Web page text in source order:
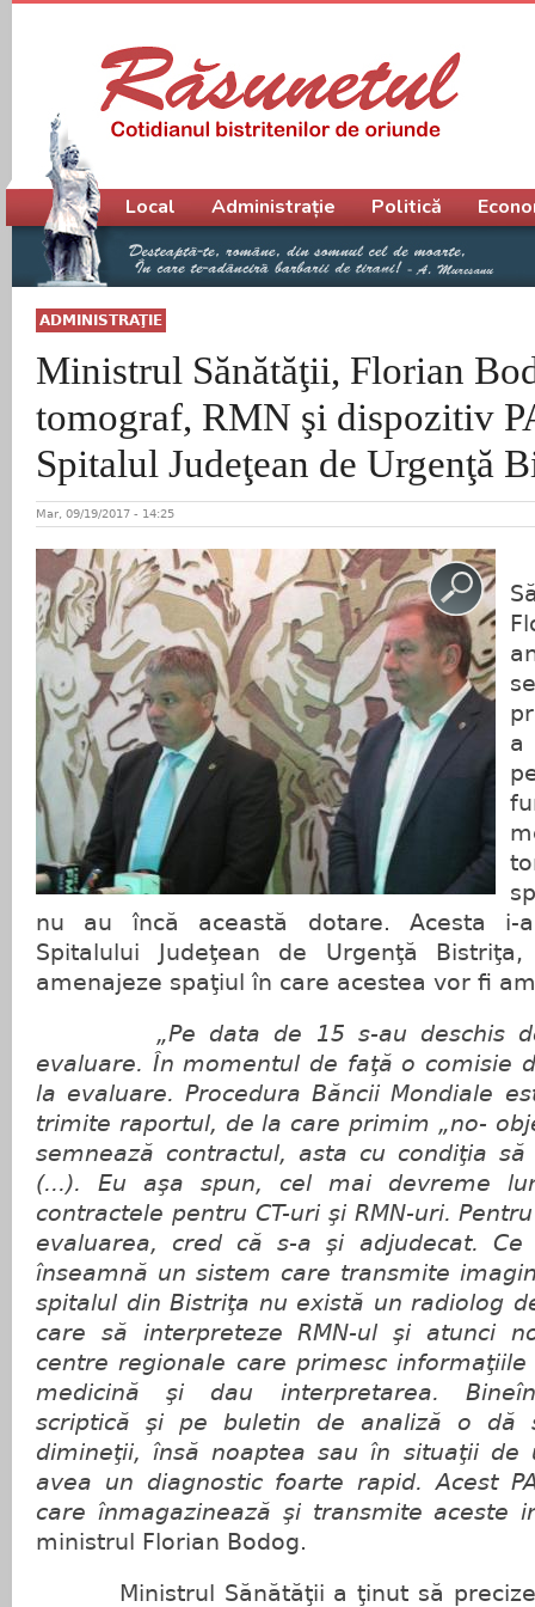
ADMINISTRAŢIE
Ministrul Sănătăţii, Florian
tomograf, RMN şi dispozitiv
Spitalul Judeţean de Urgenţă
Mar, 09/19/2017 - 14:25
a
nu au încă această dotare. Acesta i-
Spitalului Judeţean de Urgenţă
amenajeze spaţiul în care acestea vor fi
„Pe data de 15 s-au deschis
evaluare. În momentul de faţă o comisie
la evaluare. Procedura Băncii Mondiale
trimite raportul, de la care primim „no-
semnează contractul, asta cu condiţia
(...). Eu aşa spun, cel mai devreme
contractele pentru CT-uri şi RMN-uri.
evaluarea, cred că s-a şi adjudecat. Ce
înseamnă un sistem care transmite
spitalul din Bistriţa nu există un radiolog
care să interpreteze RMN-ul şi atunci
centre regionale care primesc
medicină şi dau interpretarea.
scriptică şi pe buletin de analiză o dă
dimineţii, însă noaptea sau în situaţii de
avea un diagnostic foarte rapid. Acest
care înmagazinează şi transmite aceste
ministrul Florian Bodog.
Ministrul Sănătăţii a ţinut să
Meniu principal
Local Administrație Politică